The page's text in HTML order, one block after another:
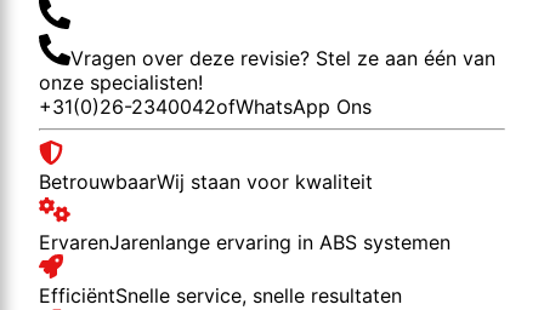
Vragen over deze revisie? Stel ze aan één van
onze specialisten!
+31(0)26-2340042ofWhatsApp Ons
BetrouwbaarWij staan voor kwaliteit
ErvarenJarenlange ervaring in ABS systemen
EfficiëntSnelle service, snelle resultaten